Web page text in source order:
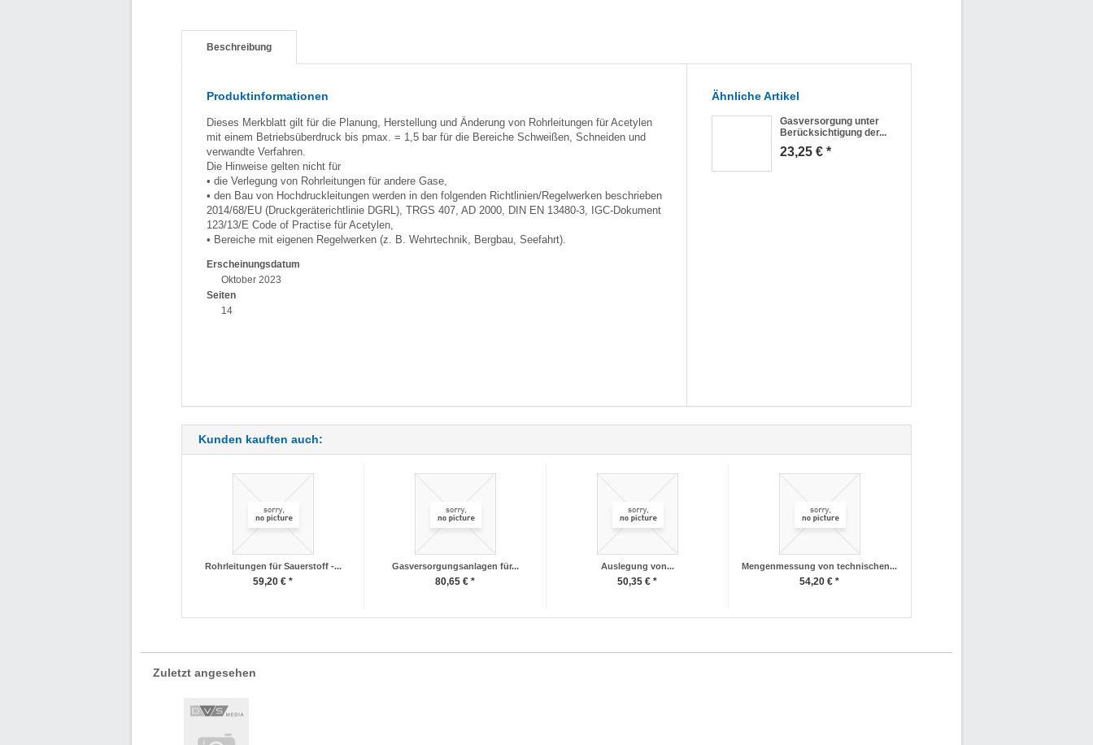
Beschreibung
Produktinformationen
Dieses Merkblatt gilt für die Planung, Herstellung und Änderung von Rohrleitungen für Acetylen
mit einem Betriebsüberdruck bis pmax. = 1,5 bar für die Bereiche Schweißen, Schneiden und
verwandte Verfahren.
Die Hinweise gelten nicht für
• die Verlegung von Rohrleitungen für andere Gase,
• den Bau von Hochdruckleitungen werden in den folgenden Richtlinien/Regelwerken beschrieben
2014/68/EU (Druckgeräterichtlinie DGRL), TRGS 407, AD 2000, DIN EN 13480-3, IGC-Dokument
123/13/E Code of Practise für Acetylen,
• Bereiche mit eigenen Regelwerken (z. B. Wehrtechnik, Bergbau, Seefahrt).
Erscheinungsdatum
Oktober 2023
Seiten
14
Ähnliche Artikel
Gasversorgung unter
Berücksichtigung der...
23,25 € *
Kunden kauften auch:
Rohrleitungen für Sauerstoff -...
59,20 € *
Gasversorgungsanlagen für...
80,65 € *
Auslegung von...
50,35 € *
Mengenmessung von technischen...
54,20 € *
Zuletzt angesehen